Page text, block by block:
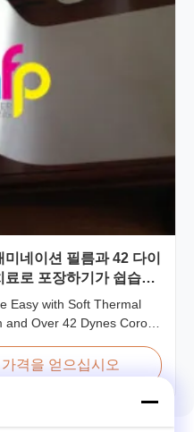
네이션 필름과 42 다이
료로 포장하기가 쉽습니
Easy with Soft Thermal
Over 42 Dynes Corona
a premium coating and
designed for
applications. This
격을 얻으십시오